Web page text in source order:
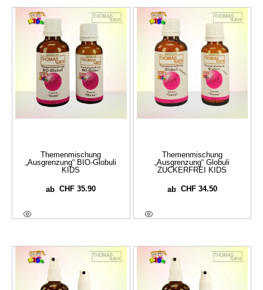
Themenmischung
„Ausgrenzung“ BIO-Globuli
KIDS
abCHF 35.90
Themenmischung
„Ausgrenzung“ Globuli
ZUCKERFREI KIDS
ab CHF34.50